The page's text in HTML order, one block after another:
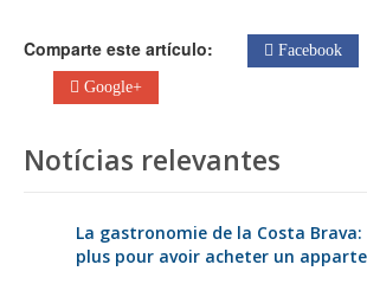
Comparte este artículo: Facebook
Google+
Notícias relevantes
La gastronomie de la Costa
plus pour avoir acheter un